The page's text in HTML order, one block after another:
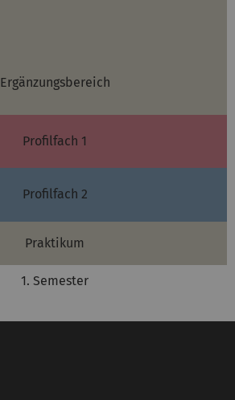
Ergänzungsbereich
Profilfach 1
Profilfach 2
Praktikum
1. Semester